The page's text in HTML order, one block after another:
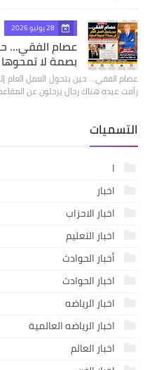
28 يوليو 2026
عصام الفقي...
بصمة لا
عصام الفقي... حين يتحول العمل العام
رأفت عبده هناك رجال يرحلون عن
التسميات
ا
اخبار
اخبار الاحزاب
اخبار التعليم
أخبار الحوادث
اخبار الحوادث
اخبار الرياضه
اخبار الرياضه العالمية
اخبار العالم